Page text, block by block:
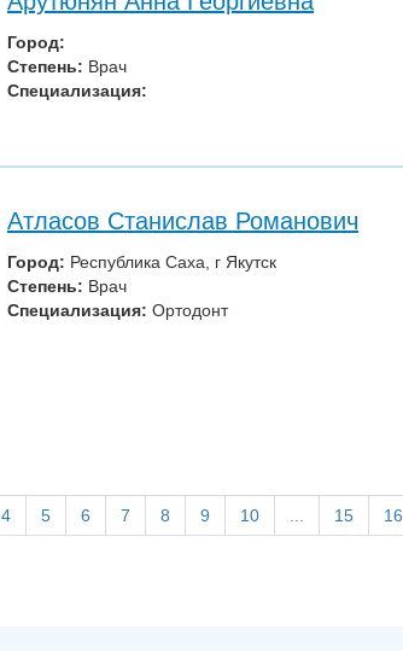
Город:
Степень: Врач
Специализация:
Атласов Станислав Романович
Город: Республика Саха, г Якутск
Степень: Врач
Специализация: Ортодонт
4 5 6 7 8 9 10 15 16